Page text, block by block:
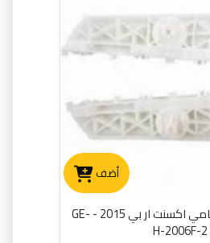
أضف
حامل اكصدام امامي اكسنت ار بي 2015 - GE-
H-2006F-2